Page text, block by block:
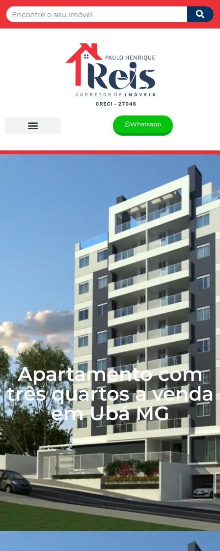
Whatsapp
Apartamento com
três quartos a venda
em Ubá MG